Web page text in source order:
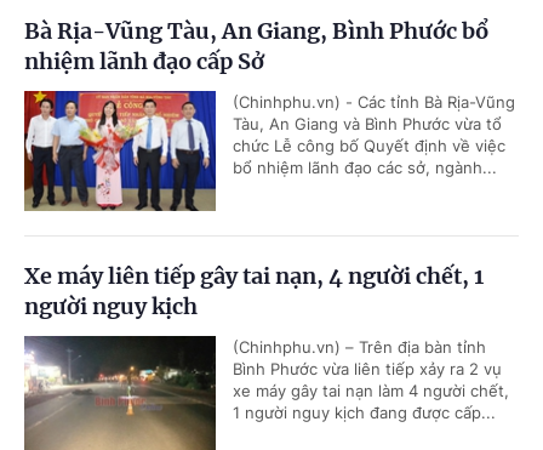
Bà Rịa-Vũng Tàu, An Giang, Bình Phước bổ
nhiệm lãnh đạo cấp Sở
(Chinhphu.vn) - Các tỉnh Bà Rịa-Vũng
Tàu, An Giang và Bình Phước vừa tổ
chức Lễ công bố Quyết định về việc
bổ nhiệm lãnh đạo các sở, ngành...
Xe máy liên tiếp gây tai nạn, 4 người chết, 1
người nguy kịch
(Chinhphu.vn) – Trên địa bàn tỉnh
Bình Phước vừa liên tiếp xảy ra 2 vụ
xe máy gây tai nạn làm 4 người chết,
1 người nguy kịch đang được cấp...